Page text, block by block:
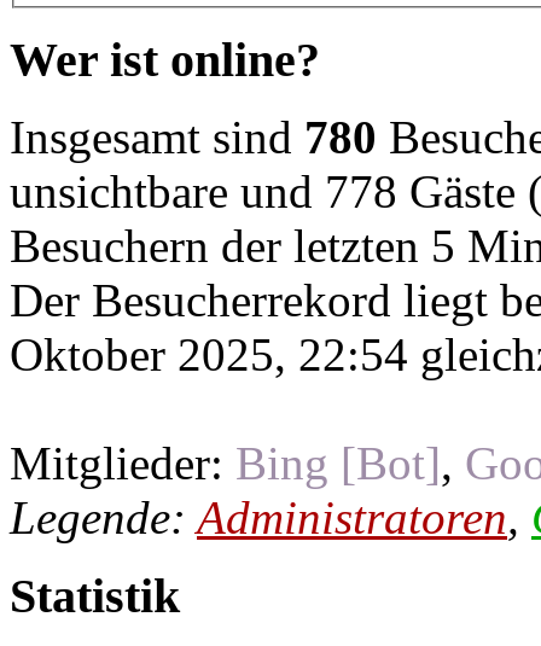
Wer ist online?
Insgesamt sind 780
unsichtbare und 778 Gäste
Besuchern der letzten 5
Der Besucherrekord liegt
Oktober 2025, 22:54
Mitglieder: Bing [Bot],
Legende:Administratoren,
Statistik